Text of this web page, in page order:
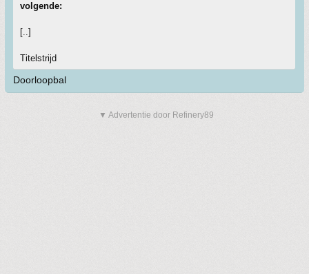
volgende:
[..]
Titelstrijd
Doorloopbal
▼ Advertentie door Refinery89